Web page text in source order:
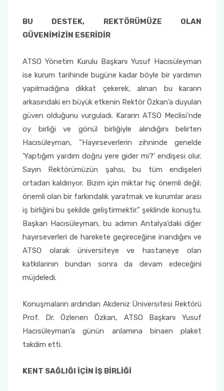
BU DESTEK, REKTÖRÜMÜZE OLAN
GÜVENİMİZİN ESERİDİR
ATSO Yönetim Kurulu Başkanı Yusuf Hacısüleyman
ise kurum tarihinde bugüne kadar böyle bir yardımın
yapılmadığına dikkat çekerek, alınan bu kararın
arkasındaki en büyük etkenin Rektör Özkan’a duyulan
güven olduğunu vurguladı. Kararın ATSO Meclisi'nde
oy birliği ve gönül birliğiyle alındığını belirten
Hacısüleyman, “Hayırseverlerin zihninde genelde
'Yaptığım yardım doğru yere gider mi?' endişesi olur.
Sayın Rektörümüzün şahsı, bu tüm endişeleri
ortadan kaldırıyor. Bizim için miktar hiç önemli değil;
önemli olan bir farkındalık yaratmak ve kurumlar arası
iş birliğini bu şekilde geliştirmektir.” şeklinde konuştu.
Başkan Hacısüleyman, bu adımın Antalya’daki diğer
hayırseverleri de harekete geçireceğine inandığını ve
ATSO olarak üniversiteye ve hastaneye olan
katkılarının bundan sonra da devam edeceğini
müjdeledi.
Konuşmaların ardından Akdeniz Üniversitesi Rektörü
Prof. Dr. Özlenen Özkan, ATSO Başkanı Yusuf
Hacısüleyman’a günün anlamına binaen plaket
takdim etti.
KENT SAĞLIĞI İÇİN İŞ BİRLİĞİ